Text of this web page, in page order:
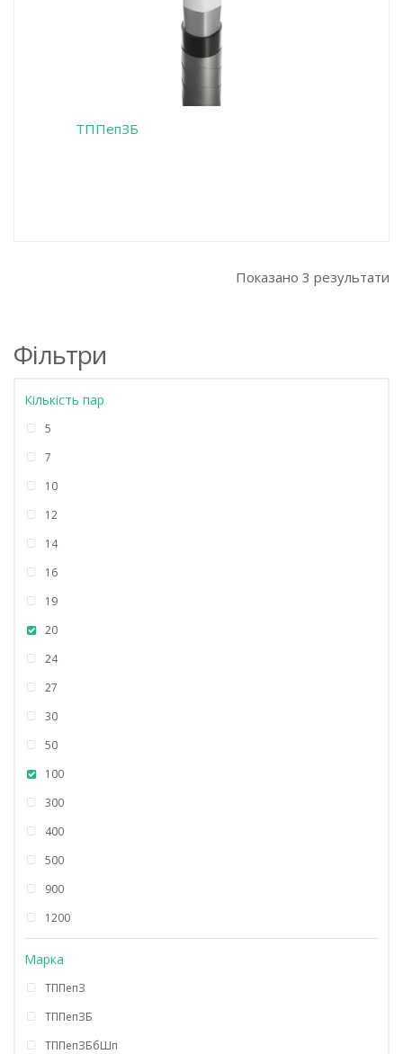
ТППепЗБ
Показано 3 результати
Фільтри
Кількість пар
5
7
10
12
14
16
19
20
24
27
30
50
100
300
400
500
900
1200
Марка
ТППепЗ
ТППепЗБ
ТППепЗБбШп